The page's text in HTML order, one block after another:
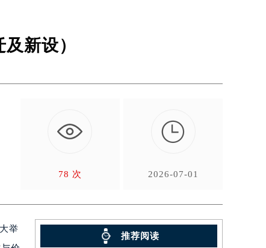
新设）
78 次

2026-07-01
举
推荐阅读